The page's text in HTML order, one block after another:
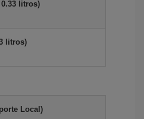
litros)
litros)
Local)